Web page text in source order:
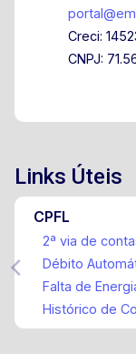
Creci:
CNPJ:
Links Úteis
CPFL
2ª via de
Débito
Falta de
Histórico de